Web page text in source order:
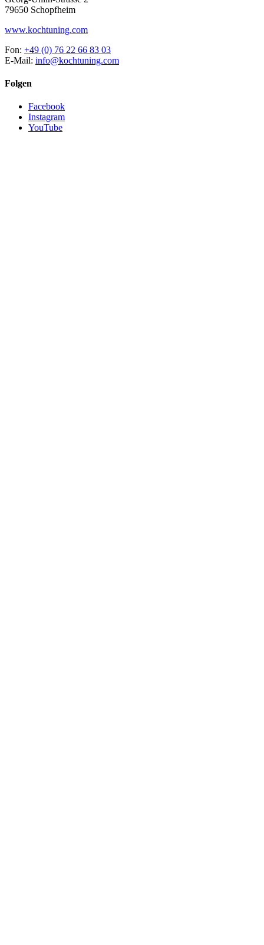
79650 Schopfheim
www.kochtuning.com
Fon: +49 (0) 76 22 66 83 03
E-Mail: info@kochtuning.com
Folgen
Facebook
Instagram
YouTube